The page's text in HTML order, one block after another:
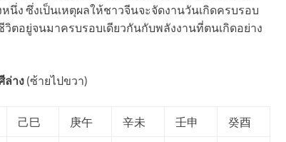
ง ซึ่งเป็นเหตุผลให้ชาวจีนจะจัดงานวันเกิดครบรอบ
วิตอยู่จนมาครบรอบเดียวกันกับพลังงานที่ตนเกิดอย่าง
ล่าง(ซ้ายไปขวา)
己巳 庚午 辛未 壬申 癸酉